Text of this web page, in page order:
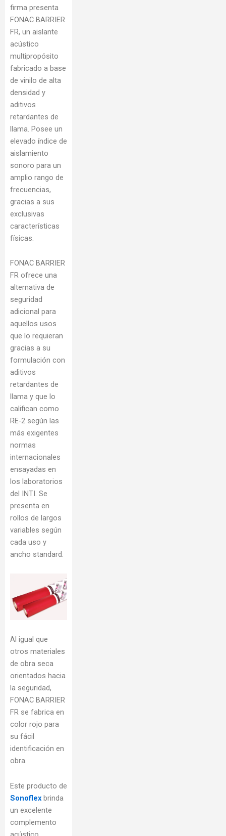
firma presenta
FONAC BARRIER
FR, un aislante
acústico
multipropósito
fabricado a base
de vinilo de alta
densidad y
aditivos
retardantes de
llama. Posee un
elevado índice de
aislamiento
sonoro para un
amplio rango de
frecuencias,
gracias a sus
exclusivas
características
físicas.
FONAC BARRIER
FR ofrece una
alternativa de
seguridad
adicional para
aquellos usos
que lo requieran
gracias a su
formulación con
aditivos
retardantes de
llama y que lo
califican como
RE-2 según las
más exigentes
normas
internacionales
ensayadas en
los laboratorios
del INTI. Se
presenta en
rollos de largos
variables según
cada uso y
ancho standard.
Al igual que
otros materiales
de obra seca
orientados hacia
la seguridad,
FONAC BARRIER
FR se fabrica en
color rojo para
su fácil
identificación en
obra.
Este producto de
Sonoflex brinda
un excelente
complemento